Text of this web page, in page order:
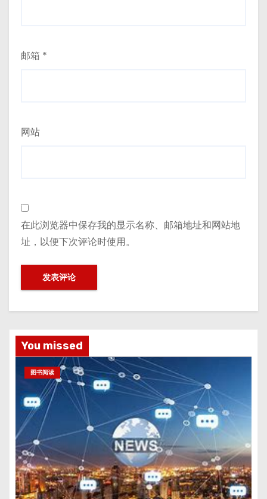
邮箱 *
网站
在此浏览器中保存我的显示名称、邮箱地址和网站地
址，以便下次评论时使用。
You missed
图书阅读